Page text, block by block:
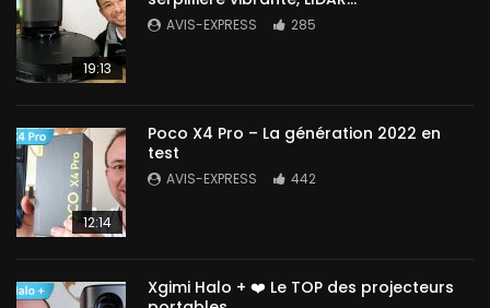
19:13
AVIS-EXPRESS 285
12:14
Poco X4 Pro – La génération 2022 en
test
AVIS-EXPRESS 442
Xgimi Halo + ❤️ Le TOP des projecteurs